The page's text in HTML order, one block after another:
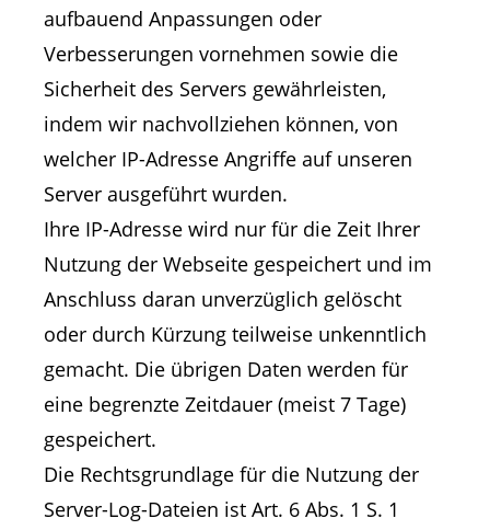
aufbauend Anpassungen oder
Verbesserungen vornehmen sowie die
Sicherheit des Servers gewährleisten,
indem wir nachvollziehen können, von
welcher IP-Adresse Angriffe auf unseren
Server ausgeführt wurden.
Ihre IP-Adresse wird nur für die Zeit Ihrer
Nutzung der Webseite gespeichert und im
Anschluss daran unverzüglich gelöscht
oder durch Kürzung teilweise unkenntlich
gemacht. Die übrigen Daten werden für
eine begrenzte Zeitdauer (meist 7 Tage)
gespeichert.
Die Rechtsgrundlage für die Nutzung der
Server-Log-Dateien ist Art. 6 Abs. 1 S. 1